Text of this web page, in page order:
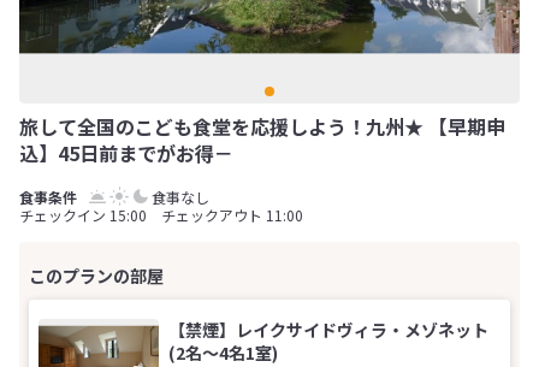
旅して全国のこども食堂を応援しよう！九州★ 【早期申
込】45日前までがお得－
食事なし
チェックイン 15:00 チェックアウト 11:00
【禁煙】レイクサイドヴィラ・メゾネット
(2名～4名1室)